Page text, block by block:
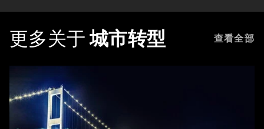
更多关于 城市转型 查看全部